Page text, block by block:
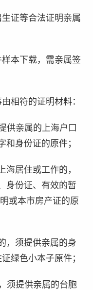
证等合法证明亲属
本下载，需亲属签
相符的证明材料：
供亲属的上海户口
和身份证的原件；
海居住或工作的，
身份证、有效的暂
或本市房产证的原
，须提供亲属的身
绿色小本子原件；
须提供亲属的台胞